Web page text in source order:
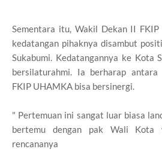
Sementara itu, Wakil Dekan II
kedatangan pihaknya disambut
Sukabumi. Kedatangannya ke Kota
bersilaturahmi. Ia berharap antara
FKIP UHAMKA bisa bersinergi.
" Pertemuan ini sangat luar biasa
bertemu dengan pak Wali Kota
rencananya